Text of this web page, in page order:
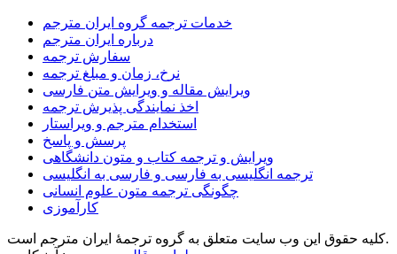
خدمات ترجمه گروه ایران مترجم
درباره ایران مترجم
سفارش ترجمه
نرخ، زمان و مبلغ ترجمه
ویرایش مقاله و ویرایش متن فارسی
اخذ نمایندگی پذیرش ترجمه
استخدام مترجم و ویراستار
پرسش و پاسخ
ویرایش و ترجمه کتاب و متون دانشگاهی
ترجمه انگلیسی به فارسی و فارسی به انگلیسی
چگونگی ترجمه متون علوم انسانی
کارآموزی
کلیه حقوق این وب سایت متعلق به گروه ترجمۀ ایران مترجم است.